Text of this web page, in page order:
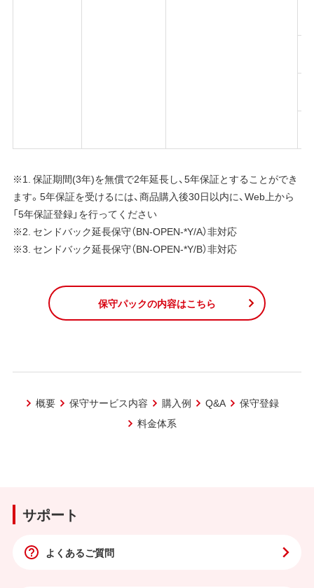
※1. 保証期間(3年)を無償で2年延長し、5年保証とすることができ
ます。5年保証を受けるには、商品購入後30日以内に、Web上から
「5年保証登録」を行ってください
※2. センドバック延長保守（BN-OPEN-*Y/A）非対応
※3. センドバック延長保守（BN-OPEN-*Y/B）非対応
保守パックの内容はこちら
概要 保守サービス内容 購入例 Q&A
保守登録
料金体系
サポート
よくあるご質問